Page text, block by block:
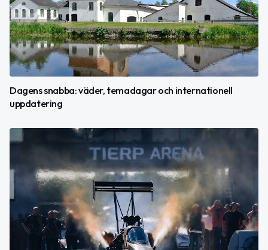
Dagens snabba: väder, temadagar och internationell
uppdatering